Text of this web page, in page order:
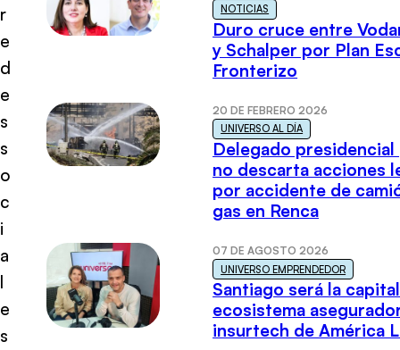
r
e
d
e
s
s
o
c
i
a
l
e
s
NOTICIAS
Duro cruce entre
y Schalper por Plan
Fronterizo
20 DE FEBRERO 2026
UNIVERSO AL DÍA
Delegado presidencial
no descarta acciones
por accidente de
gas en Renca
07 DE AGOSTO 2026
UNIVERSO EMPRENDEDOR
Santiago será la
ecosistema
insurtech de América